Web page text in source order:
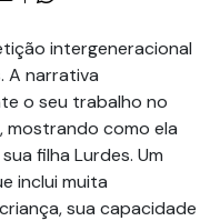
intergeneracional
A narrativa
o seu trabalho no
mostrando como ela
filha Lurdes. Um
inclui muita
sua capacidade